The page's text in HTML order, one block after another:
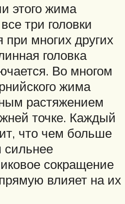
этого жима
три головки
при многих других
головка
Во многом
жима
растяжением
точке. Каждый
что чем больше
сильнее
сокращение
влияет на их